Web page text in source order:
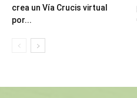
crea un Vía Crucis virtual
por...